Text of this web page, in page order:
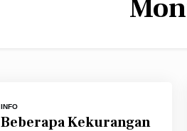
INFO
Beberapa Kekurangan